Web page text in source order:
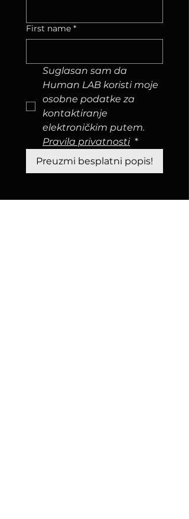
First name *
Suglasan sam da
Human LAB koristi moje
osobne podatke za
kontaktiranje
Pravila privatnosti *
Preuzmi besplatni popis!